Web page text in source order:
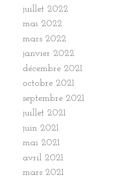
juillet 2022
mai 2022
mars 2022
janvier 2022
décembre 2021
octobre 2021
septembre 2021
juillet 2021
juin 2021
mai 2021
avril 2021
mars 2021